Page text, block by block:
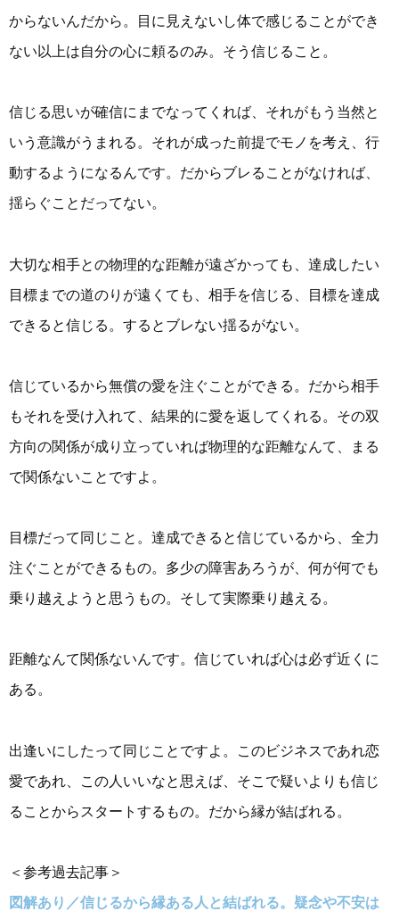
からないんだから。目に見えないし体で感じることができ
ない以上は自分の心に頼るのみ。そう信じること。
信じる思いが確信にまでなってくれば、それがもう当然と
いう意識がうまれる。それが成った前提でモノを考え、行
動するようになるんです。だからブレることがなければ、
揺らぐことだってない。
大切な相手との物理的な距離が遠ざかっても、達成したい
目標までの道のりが遠くても、相手を信じる、目標を達成
できると信じる。するとブレない揺るがない。
信じているから無償の愛を注ぐことができる。だから相手
もそれを受け入れて、結果的に愛を返してくれる。その双
方向の関係が成り立っていれば物理的な距離なんて、まる
で関係ないことですよ。
目標だって同じこと。達成できると信じているから、全力
注ぐことができるもの。多少の障害あろうが、何が何でも
乗り越えようと思うもの。そして実際乗り越える。
距離なんて関係ないんです。信じていれば心は必ず近くに
ある。
出逢いにしたって同じことですよ。このビジネスであれ恋
愛であれ、この人いいなと思えば、そこで疑いよりも信じ
ることからスタートするもの。だから縁が結ばれる。
＜参考過去記事＞
図解あり／信じるから縁ある人と結ばれる。疑念や不安は